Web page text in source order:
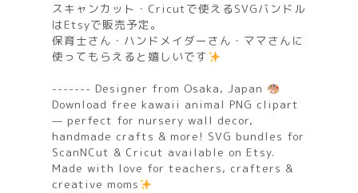
スキャンカット・Cricutで使えるSVGバンドル
はEtsyで販売予定。
保育士さん・ハンドメイダーさん・ママさんに
使ってもらえると嬉しいです
------- Designer from Osaka, Japan
Download free kawaii animal PNG clipart
— perfect for nursery wall decor,
handmade crafts & more! SVG bundles for
ScanNCut & Cricut available on Etsy.
Made with love for teachers, crafters &
creative moms